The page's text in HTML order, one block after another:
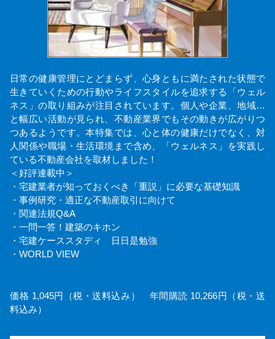
日常の健康管理にとどまらず、心身ともに満たされた状態で
生きていくための行動やライフスタイルを追求する「ウェル
ネス」の取り組みが注目されています。個人や企業、地域…
と幅広い活動が見られ、不動産業界でもその動きが広がりつ
つあるようです。本特集では、心と体の健康だけでなく、対
人関係や職場・生活環境まで含め、「ウェルネス」を実践し
ている不動産会社を取材しました！
＜好評連載中＞
・宅建業者が知っておくべき「重説」に必要な基礎知識
・事例研究・適正な不動産取引に向けて
・関連法規Q&A
・一問一答！建築のキホン
・宅建ケーススタディ 日日是勉強
・WORLD VIEW
価格 1,045円（税・送料込み） 年間購読 10,266円（税・送
料込み）